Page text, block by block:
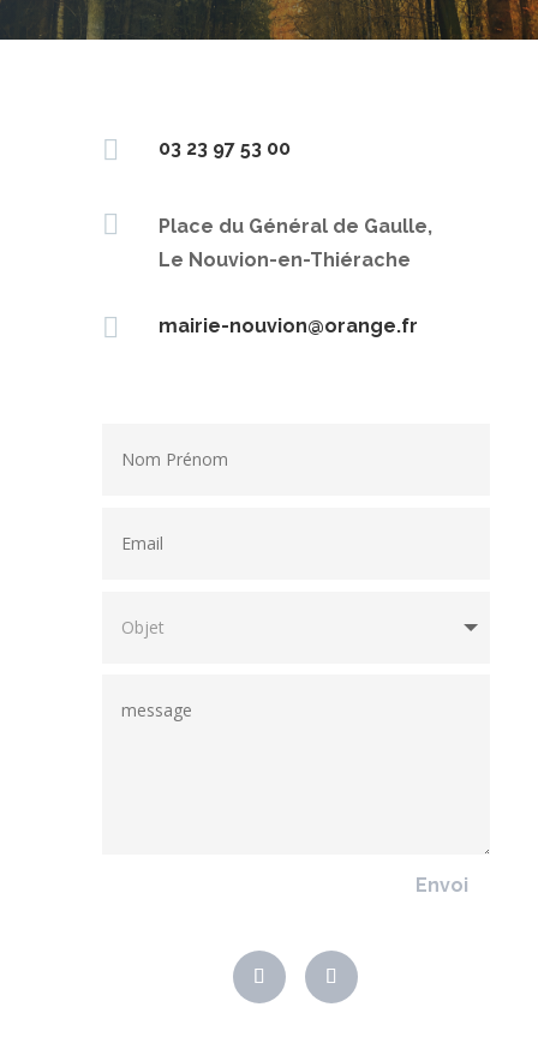
 03 23 97 53 00

Place du Général de Gaulle,
Le Nouvion-en-Thiérache
 mairie-nouvion@orange.fr
Envoi